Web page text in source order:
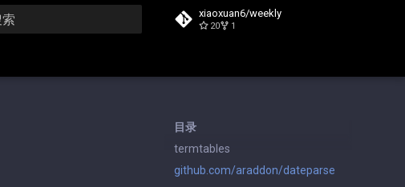
xiaoxuan6/weekly
20 1
目录
termtables
github.com/araddon/dateparse